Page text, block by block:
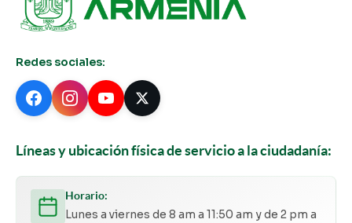
Redes sociales:
Líneas y ubicación física de servicio a la ciudadanía:
Horario:
Lunes a viernes de 8 am a 11:50 am y de 2 pm a